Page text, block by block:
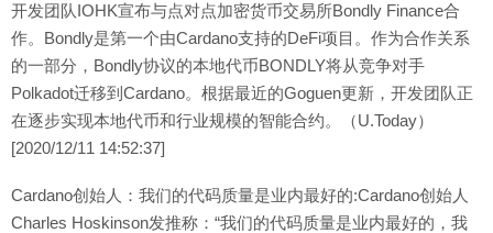
开发团队IOHK宣布与点对点加密货币交易所Bondly Finance合
作。Bondly是第一个由Cardano支持的DeFi项目。作为合作关系
的一部分，Bondly协议的本地代币BONDLY将从竞争对手
Polkadot迁移到Cardano。根据最近的Goguen更新，开发团队正
在逐步实现本地代币和行业规模的智能合约。（U.Today）
[2020/12/11 14:52:37]
Cardano创始人：我们的代码质量是业内最好的:Cardano创始人
Charles Hoskinson发推称：“我们的代码质量是业内最好的，我